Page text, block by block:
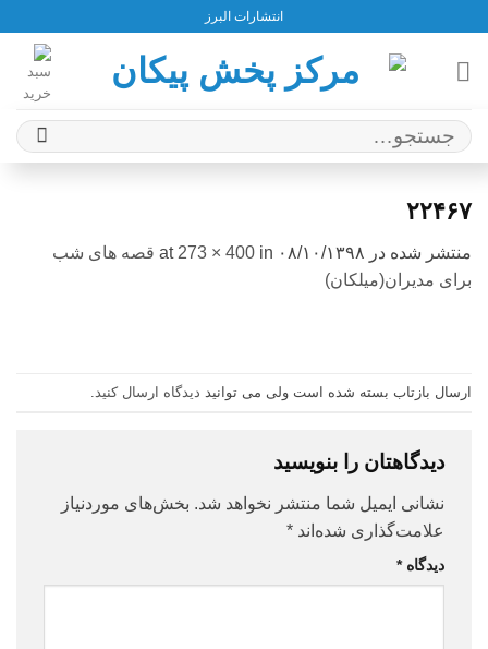
content
انتشارات البرز
جستجو
برای:
۲۲۴۶۷
منتشر شده در ۰۸/۱۰/۱۳۹۸ 273 × 400 in
قصه های شب
برای مدیران(میلکان)
ارسال بازتاب بسته شده است ولی می توانید دیدگاه ارسال کنید
دیدگاهتان را بنویسید
نشانی ایمیل شما منتشر نخواهد شد. بخش‌های موردنیاز
علامت‌گذاری شده‌اند *
دیدگاه*